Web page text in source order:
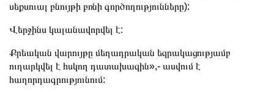
սեքսուալ բնույթի բռնի գործողությունները):
Վերջինս կալանավորվել է:
Քրեական վարույթը մեղադրական եզրակացությամբ
ուղարկվել է հսկող դատախազին»,- ասվում է
հաղորդագրությունում: